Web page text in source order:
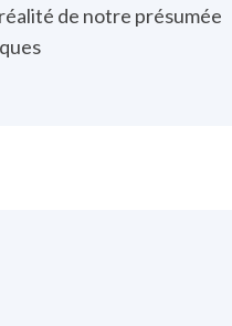
de notre présumée